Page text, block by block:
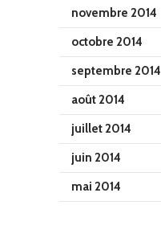
novembre 2014
octobre 2014
septembre 2014
août 2014
juillet 2014
juin 2014
mai 2014